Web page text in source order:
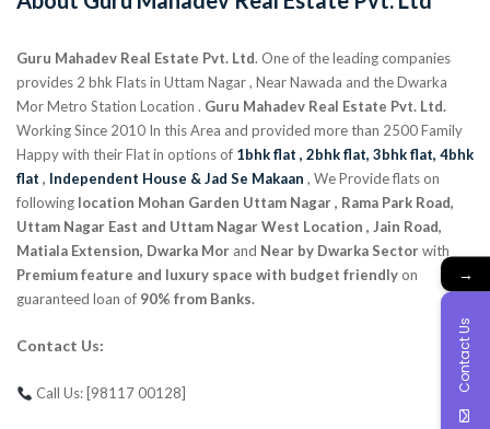
Guru Mahadev Real Estate Pvt. Ltd. One of the leading companies
provides 2 bhk Flats in Uttam Nagar , Near Nawada and the Dwarka
Mor Metro Station Location . Guru Mahadev Real Estate Pvt. Ltd.
Working Since 2010 In this Area and provided more than 2500 Family
Happy with their Flat in options of 1bhk flat , 2bhk flat, 3bhk flat, 4bhk
flat , Independent House & Jad Se Makaan , We Provide flats on
following location Mohan Garden Uttam Nagar , Rama Park Road,
Uttam Nagar East and Uttam Nagar West Location , Jain Road,
Matiala Extension, Dwarka Mor and Near by Dwarka Sectorwith
Premium feature and luxury space with budget friendly on
guaranteed loan of 90% from Banks.
Contact Us:
Call Us: [98117 00128]
→
Contact Us